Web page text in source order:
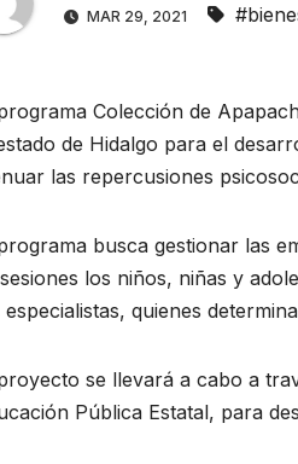
MAR 29, 2021
Colección de
de Hidalgo para el
las repercusiones
busca gestionar las
los niños, niñas y
especialistas, quienes
se llevará a cabo a
Pública Estatal, para